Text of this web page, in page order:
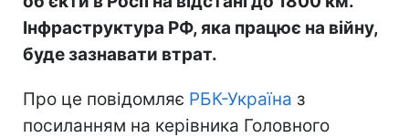
Інфраструктура РФ, яка працює на війну,
буде зазнавати втрат.
Про це повідомляє РБК-Україна з
посиланням на керівника Головного